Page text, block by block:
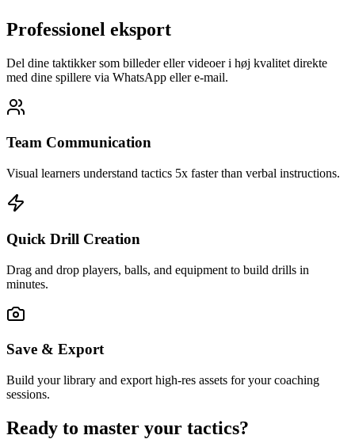
Professionel eksport
Del dine taktikker som billeder eller videoer i høj kvalitet direkte
med dine spillere via WhatsApp eller e-mail.
Team Communication
Visual learners understand tactics 5x faster than verbal instructions.
Quick Drill Creation
Drag and drop players, balls, and equipment to build drills in
minutes.
Save & Export
Build your library and export high-res assets for your coaching
sessions.
Ready to master your tactics?